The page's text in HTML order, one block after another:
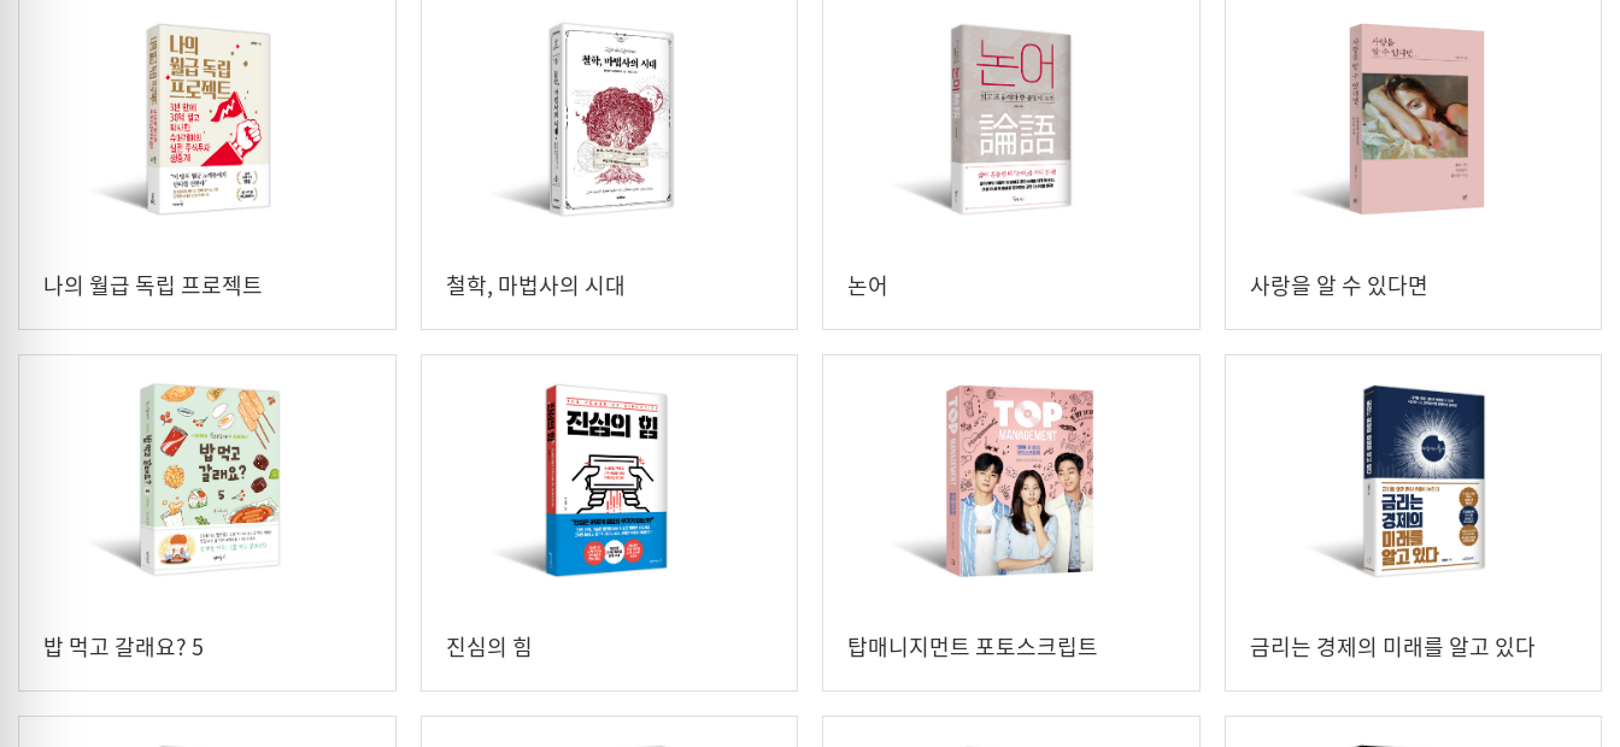
나의 월급 독립 프로젝트 철학, 마법사의 시대 논어 사랑을 알 수 있다면
밥 먹고 갈래요? 5 진심의 힘 탑매니지먼트 포토스크립트 금리는 경제의 미래를 알고 있다